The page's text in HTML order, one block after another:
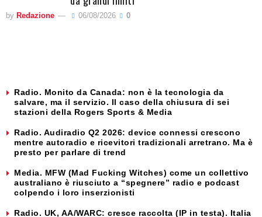
by Redazione 06/08/2026 0
Radio. Monito da Canada: non è la tecnologia da
salvare, ma il servizio. Il caso della chiusura di sei
stazioni della Rogers Sports & Media
Radio. Audiradio Q2 2026: device connessi crescono
mentre autoradio e ricevitori tradizionali arretrano. Ma è
presto per parlare di trend
Media. MFW (Mad Fucking Witches) come un collettivo
australiano è riusciuto a “spegnere” radio e podcast
colpendo i loro inserzionisti
Radio. UK, AA/WARC: cresce raccolta (IP in testa). Italia